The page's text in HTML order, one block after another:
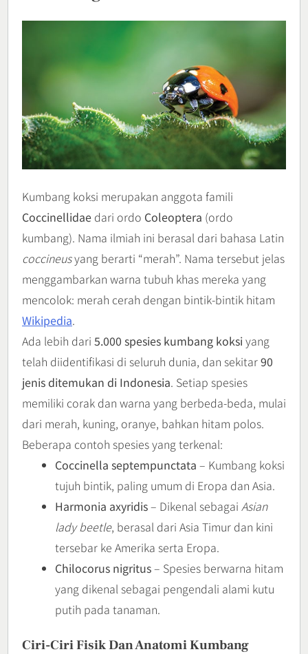
Kumbang koksi merupakan anggota famili
Coccinellidae dari ordo Coleoptera (ordo
kumbang). Nama ilmiah ini berasal dari bahasa Latin
coccineusyang berarti “merah”. Nama tersebut jelas
menggambarkan warna tubuh khas mereka yang
mencolok: merah cerah dengan bintik-bintik hitam
Wikipedia.
Ada lebih dari 5.000 spesies kumbang koksiyang
telah diidentifikasi di seluruh dunia, dan sekitar90
jenis ditemukan di Indonesia. Setiap spesies
memiliki corak dan warna yang berbeda-beda, mulai
dari merah, kuning, oranye, bahkan hitam polos.
Beberapa contoh spesies yang terkenal:
Coccinella septempunctata – Kumbang koksi
tujuh bintik, paling umum di Eropa dan Asia.
Harmonia axyridis– Dikenal sebagai Asian
lady beetle, berasal dari Asia Timur dan kini
tersebar ke Amerika serta Eropa.
Chilocorus nigritus– Spesies berwarna hitam
yang dikenal sebagai pengendali alami kutu
putih pada tanaman.
Ciri-Ciri Fisik Dan Anatomi Kumbang